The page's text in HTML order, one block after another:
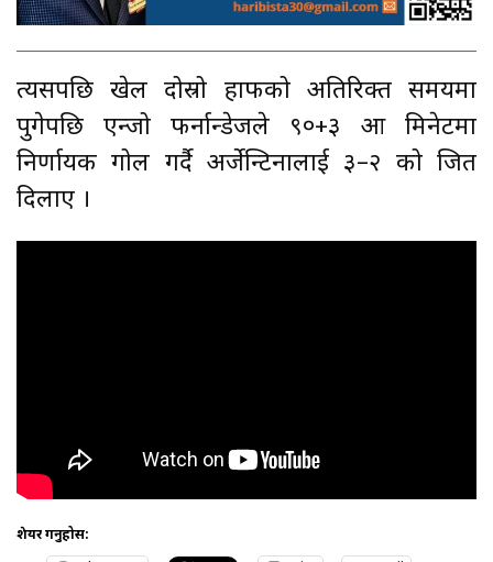
त्यसपछि खेल दोस्रो हाफको अतिरिक्त समयमा
पुगेपछि एन्जो फर्नान्डेजले ९०+३ औँ मिनेटमा
निर्णायक गोल गर्दै अर्जेन्टिनालाई ३–२ को जित
दिलाए ।
शेयर गर्नुहोस: